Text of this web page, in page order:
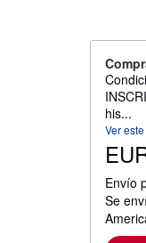
his...
Ver
Envío
Se